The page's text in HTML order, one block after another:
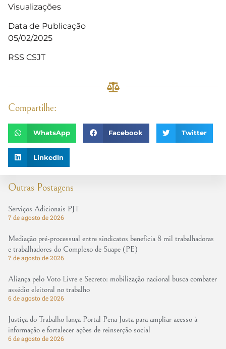
Outras Postagens
Serviços Adicionais PJT
7 de agosto de 2026
Mediação pré-processual entre sindicatos beneficia 8 mil trabalhadoras
e trabalhadores do Complexo de Suape (PE)
7 de agosto de 2026
Aliança pelo Voto Livre e Secreto: mobilização nacional busca combater
assédio eleitoral no trabalho
6 de agosto de 2026
Justiça do Trabalho lança Portal Pena Justa para ampliar acesso à
informação e fortalecer ações de reinserção social
6 de agosto de 2026
Visualizações
Data de Publicação
05/02/2025
RSS CSJT
Compartilhe:
WhatsApp Facebook Twitter
LinkedIn